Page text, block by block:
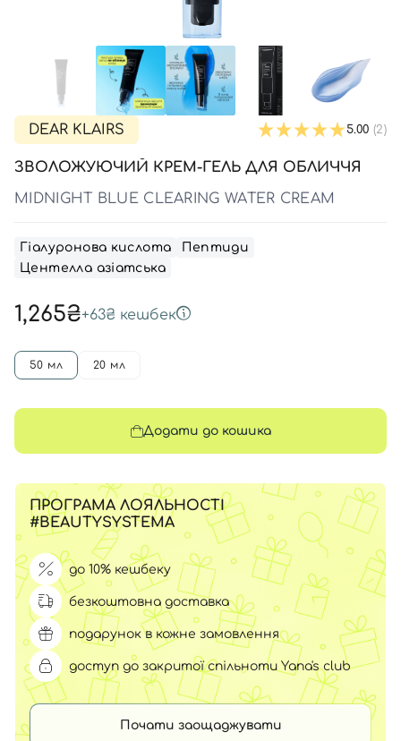
Креми для тіла з SPF
Мініатюри
Карбоксітерапія
Бʼюті гаджети
Автозасмага
Шия і декольте
Для чоловіків
Спеціальний догляд
Для дітей
Для чоловіків
Дезодоранти
Засоби для інтимної гігієни
Автозасмага для тіла
DEAR KLAIRS 5.00 (2)
ЗВОЛОЖУЮЧИЙ КРЕМ-ГЕЛЬ ДЛЯ ОБЛИЧЧЯ
MIDNIGHT BLUE CLEARING WATER CREAM
Гіалуронова кислота
Пептиди
Центелла азіатська
1,265₴+63₴ кешбек
50 мл 20 мл
Додати до кошика
ПРОГРАМА ЛОЯЛЬНОСТІ
#BEAUTYSYSTEMA
до 10% кешбеку
безкоштовна доставка
подарунок в кожне замовлення
доступ до закритої спільноти Yana's club
Почати заощаджувати